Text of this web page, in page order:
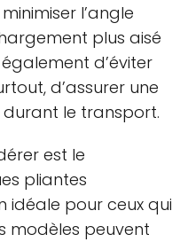
l’angle
plus aisé
d’éviter
d’assurer une
durant le transport.
est le
pliantes
idéale pour ceux qui
modèles peuvent